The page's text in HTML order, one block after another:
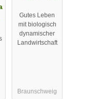
t
Gutes Leben
mit biologisch
dynamischer
Landwirtschaft
Braunschweig